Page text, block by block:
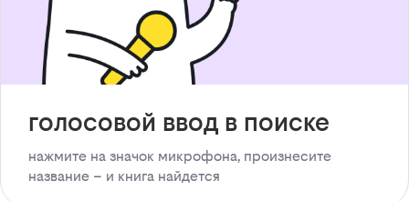
голосовой ввод в поиске
нажмите на значок микрофона, произнесите
название – и книга найдется